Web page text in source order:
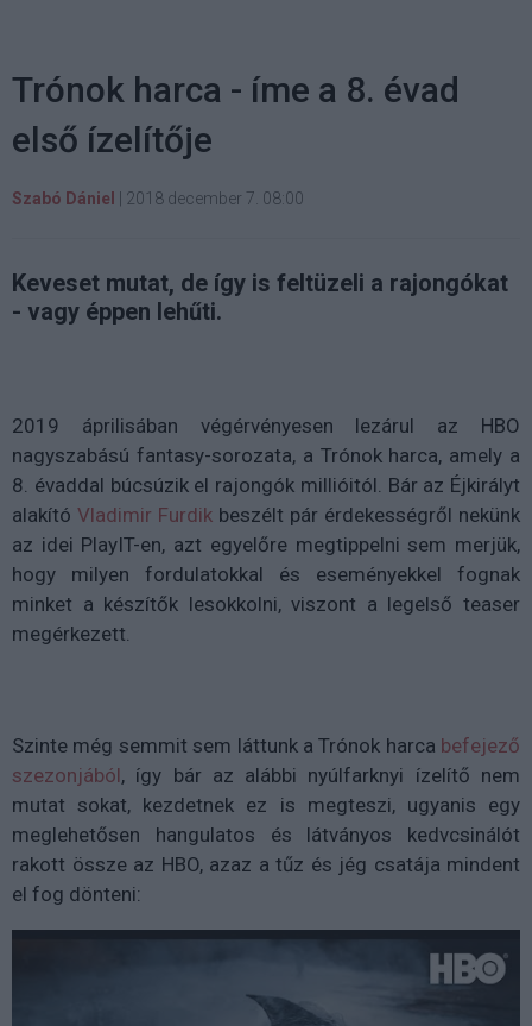
Trónok harca - íme a 8. évad
első ízelítője
Szabó Dániel 2018 december 7. 08:00
Keveset mutat, de így is feltüzeli a rajongókat
- vagy éppen lehűti.
2019 áprilisában végérvényesen lezárul az HBO
nagyszabású fantasy-sorozata, a Trónok harca, amely a
8. évaddal búcsúzik el rajongók millióitól. Bár az Éjkirályt
alakító Vladimir Furdik beszélt pár érdekességről nekünk
az idei PlayIT-en, azt egyelőre megtippelni sem merjük,
hogy milyen fordulatokkal és eseményekkel fognak
minket a készítők lesokkolni, viszont a legelső teaser
megérkezett.
Szinte még semmit sem láttunk a Trónok harca befejező
szezonjából, így bár az alábbi nyúlfarknyi ízelítő nem
mutat sokat, kezdetnek ez is megteszi, ugyanis egy
meglehetősen hangulatos és látványos kedvcsinálót
rakott össze az HBO, azaz a tűz és jég csatája mindent
el fog dönteni: